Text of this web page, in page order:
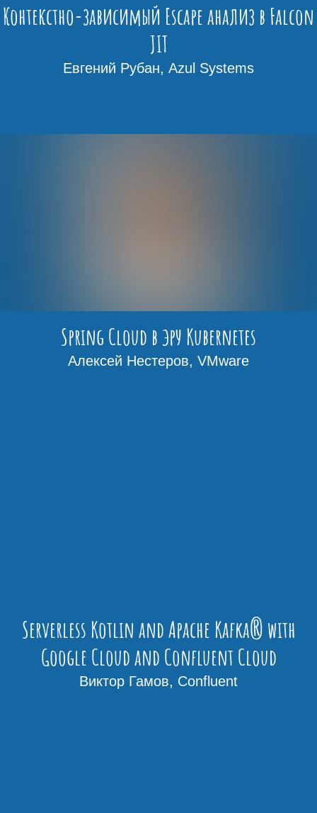
Контекстно-зависимый Escape анализ в Falcon
JIT
Евгений Рубан, Azul Systems
Spring Cloud в эру Kubernetes
Алексей Нестеров, VMware
Serverless Kotlin and Apache Kafka® with
Google Cloud and Confluent Cloud
Виктор Гамов, Confluent